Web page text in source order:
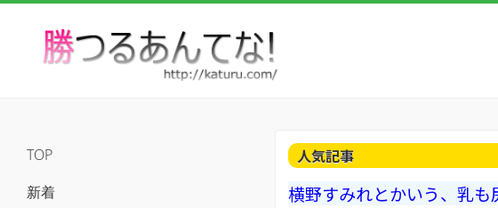
人気記事
横野すみれとかいう、乳
TOP
新着